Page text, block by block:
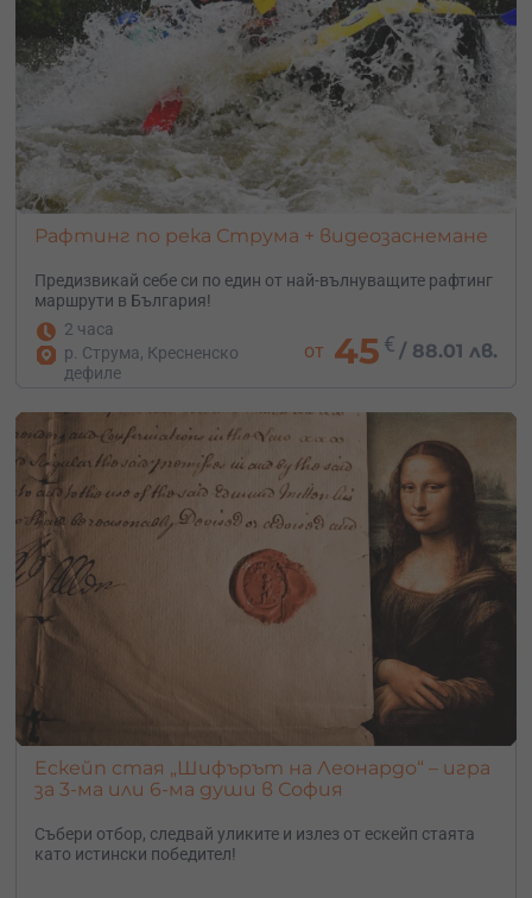
Рафтинг по река Струма + видеозаснемане
Предизвикай себе си по един от най-вълнуващите рафтинг
маршрути в България!
2 часа
р. Струма, Кресненско
дефиле
от 45 € /88.01 лв.
Eскейп стая „Шифърът на Леонардо“ – игра
за 3-ма или 6-ма души в София
Събери отбор, следвай уликите и излез от ескейп стаята
като истински победител!